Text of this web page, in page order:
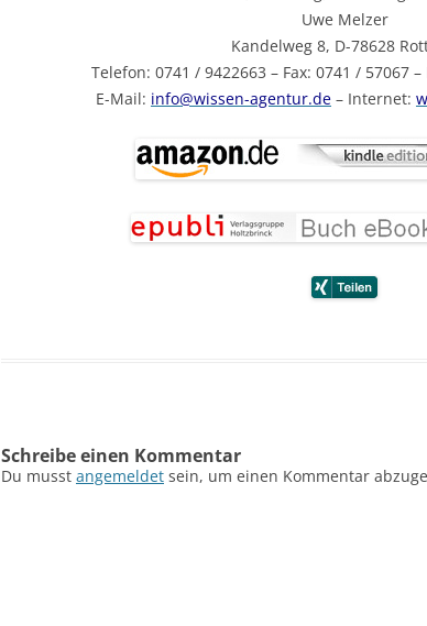
Uwe Melzer
Kandelweg 8, D-78628
Telefon: 0741 / 9422663 – Fax: 0741 / 57067
E-Mail: info@wissen-agentur.de– Internet:
Schreibe einen Kommentar
Du musst angemeldet sein, um einen Kommentar